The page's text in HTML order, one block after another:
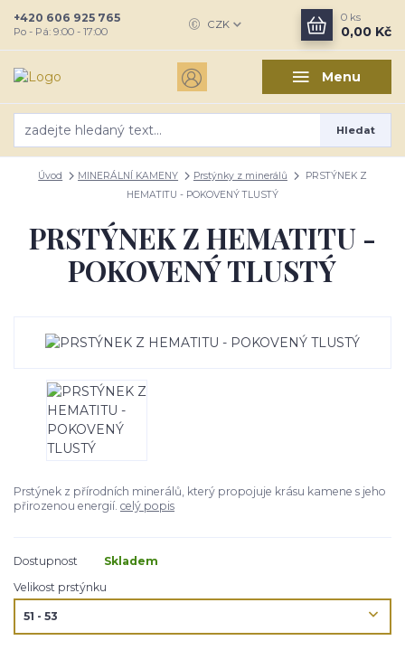
Menu
CZK
Hledat
+420 606 925 765
Po - Pá: 9:00 - 17:00
0 ks
0,00 Kč
Úvod MINERÁLNÍ KAMENY Prstýnky z minerálů
PRSTÝNEK Z
HEMATITU - POKOVENÝ TLUSTÝ
PRSTÝNEK Z HEMATITU -
POKOVENÝ TLUSTÝ
Prstýnek z přírodních minerálů, který propojuje krásu kamene s jeho
přirozenou energií. celý popis
Dostupnost
Skladem
Velikost prstýnku